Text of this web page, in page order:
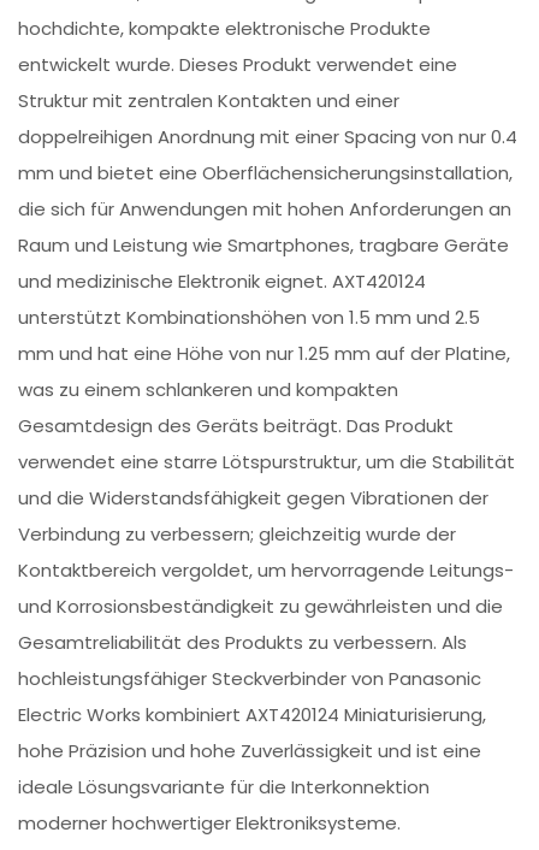
hochdichte, kompakte elektronische Produkte
entwickelt wurde. Dieses Produkt verwendet eine
Struktur mit zentralen Kontakten und einer
doppelreihigen Anordnung mit einer Spacing von nur 0.4
mm und bietet eine Oberflächensicherungsinstallation,
die sich für Anwendungen mit hohen Anforderungen an
Raum und Leistung wie Smartphones, tragbare Geräte
und medizinische Elektronik eignet. AXT420124
unterstützt Kombinationshöhen von 1.5 mm und 2.5
mm und hat eine Höhe von nur 1.25 mm auf der Platine,
was zu einem schlankeren und kompakten
Gesamtdesign des Geräts beiträgt. Das Produkt
verwendet eine starre Lötspurstruktur, um die Stabilität
und die Widerstandsfähigkeit gegen Vibrationen der
Verbindung zu verbessern; gleichzeitig wurde der
Kontaktbereich vergoldet, um hervorragende Leitungs-
und Korrosionsbeständigkeit zu gewährleisten und die
Gesamtreliabilität des Produkts zu verbessern. Als
hochleistungsfähiger Steckverbinder von Panasonic
Electric Works kombiniert AXT420124 Miniaturisierung,
hohe Präzision und hohe Zuverlässigkeit und ist eine
ideale Lösungsvariante für die Interkonnektion
moderner hochwertiger Elektroniksysteme.